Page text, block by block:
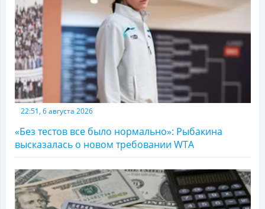
22:51, 6 августа 2026
«Без тестов все было нормально»: Рыбакина
высказалась о новом требовании WTA